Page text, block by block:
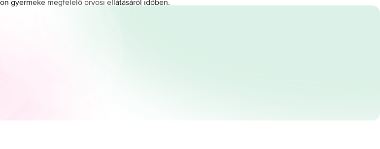
gyermeke megfelelő orvosi ellátásáról időben.